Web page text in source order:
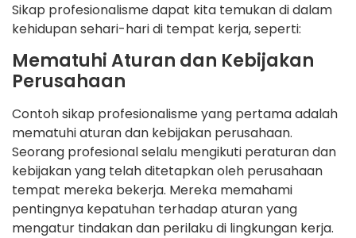
Sikap profesionalisme dapat kita temukan di dalam
kehidupan sehari-hari di tempat kerja, seperti:
Mematuhi Aturan dan Kebijakan
Perusahaan
Contoh sikap profesionalisme yang pertama adalah
mematuhi aturan dan kebijakan perusahaan.
Seorang profesional selalu mengikuti peraturan dan
kebijakan yang telah ditetapkan oleh perusahaan
tempat mereka bekerja. Mereka memahami
pentingnya kepatuhan terhadap aturan yang
mengatur tindakan dan perilaku di lingkungan kerja.